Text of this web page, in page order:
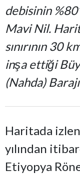
debisinin
Mavi Nil.
sınırının 30
inşa ettiği
(Nahda)
Haritada
yılından
Etiyopya